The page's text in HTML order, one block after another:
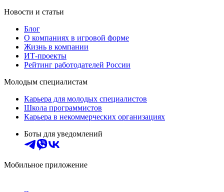
Новости и статьи
Блог
О компаниях в игровой форме
Жизнь в компании
ИТ-проекты
Рейтинг работодателей России
Молодым специалистам
Карьера для молодых специалистов
Школа программистов
Карьера в некоммерческих организациях
Боты для уведомлений
Мобильное приложение